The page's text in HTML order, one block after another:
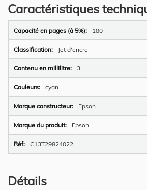
Caractéristiques
Plus
d’information
180
Jet d'encre
3
cyan
Epson
Epson
C13T29824022
Détails